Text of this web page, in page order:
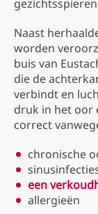
Naast
worden
buis van
die de
verbindt en
druk in het oor
correct
chronische
een
allergieën